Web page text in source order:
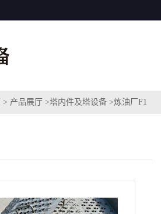
> 产品展厅 >塔内件及塔设备 >炼油厂F1